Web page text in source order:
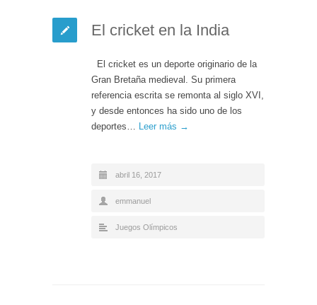
El cricket en la India
El cricket es un deporte originario de la
Gran Bretaña medieval. Su primera
referencia escrita se remonta al siglo XVI,
y desde entonces ha sido uno de los
deportes… Leer más →
abril 16, 2017
emmanuel
Juegos Olímpicos